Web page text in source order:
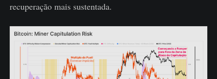
recuperação mais sustentada.